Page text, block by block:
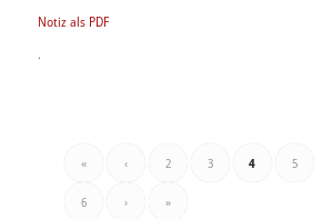
Notiz als PDF
.
« ‹ 2 3 4 5
6 › »